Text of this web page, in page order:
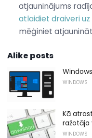
atjauninājums
atlaidiet draiveri
mēģiniet
Alike posts
WINDOWS
Kā
ražotāja
WINDOWS